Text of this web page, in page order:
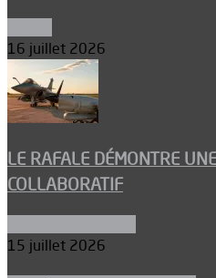
16 juillet 2026
LE RAFALE DÉMONTRE
COLLABORATIF
15 juillet 2026